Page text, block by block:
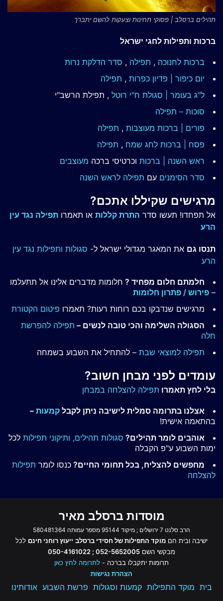
תהילים ברסלב | פסוקי תחינות וצעקות להשם יתברך
ברכות ותפילות לחגי ישראל
ברכות לחנוכה , תפילה , סדר הדלקת נרות
יום כיפור | פדיון כפרות , תפילה
ל"ג בעומר | סגולת ח"י רוטל , תפילת הרשב"י
סוכות – תפילה
פורים | ברכות מעוצבות , תפילה
פסח | ברכות לחג שמח , תפילה
ראש השנה | ברכות וכרטיסי ברכה מעוצבים
סדר הסימנים עם תפילה לראש השנה
מרגישים שקיללו אתכם?
אל תפחדו! תעשו סדר התרת קללות או תאמרו תפילה נגד עין
הרע
תנסו גם את המאגר מגדולי ישראל ל- סגולות ותפילות נגד עין
הרע
חלמתם חלום מפחיד ? חלומות מדברים אלינו אל תתעלמו
– פירוש / פתרון חלומות
מרגישים שנדבקו בכם רוחות רעות? תאמרו פיטום הקטורת
הסגולה השלימה והכי טובה לנשים – תפילה להפרשת
חלה
תפילה למוצאי שבת – להתחיל את השבוע בשמחה
עומדים לפני מבחן חשוב?
בלי לחץ תאמרו תפילה להצלחה במבחן
אצלנו בתרומה סמלית לישיבה ניתן לקבל קמעות –
בהתאמה אישית!
אוהבים לומר תהילים? סגולות תהילים, ותיקוני תפילות לכל
ימות השבוע ע"פ הקבלה
מחפשים להצליח, בכל תחומי החיים? כנסו לומר תפילות
להצלחה
מוסדות ברסלב מאיר
הרב סלנט 7 ירושלים ; מיקוד 95144 מספר עמותה 580481364
ישיבה ובית חם מוקד התפילות של חסידי ברסלב ייעוץ רוחני חינם לכל
מבקשי השם 052-5652005 ; 050-4161022
תרומות יתקבלו בברכה - לתרומה לחץ כאן
הצהרת נגישות
בית מוקד התפילות קמעות וסגולות פרשת השבוע אודותינו